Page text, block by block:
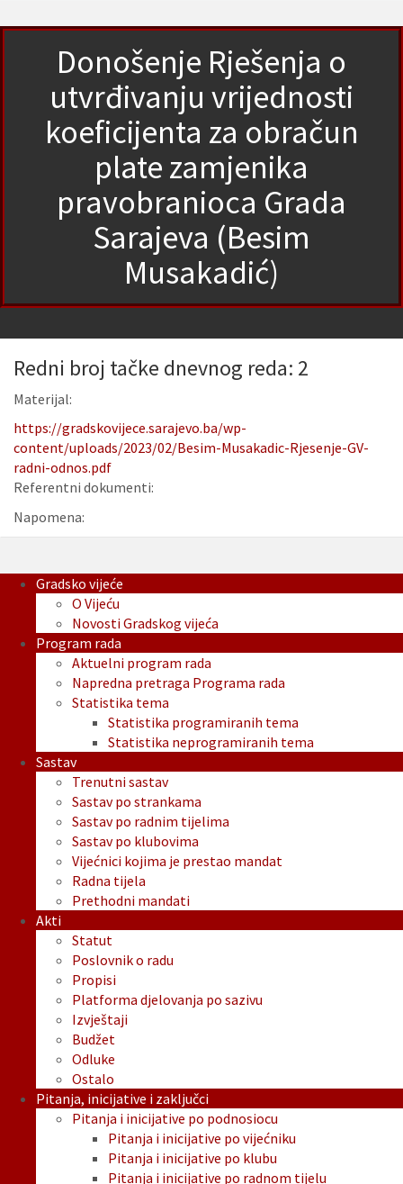
Donošenje Rješenja o
utvrđivanju vrijednosti
koeficijenta za obračun
plate zamjenika
pravobranioca Grada
Sarajeva (Besim
Musakadić)
Redni broj tačke dnevnog reda: 2
Materijal:
https://gradskovijece.sarajevo.ba/wp-
content/uploads/2023/02/Besim-Musakadic-Rjesenje-GV-
radni-odnos.pdf
Referentni dokumenti:
Napomena:
Gradsko vijeće
O Vijeću
Novosti Gradskog vijeća
Program rada
Aktuelni program rada
Napredna pretraga Programa rada
Statistika tema
Statistika programiranih tema
Statistika neprogramiranih tema
Sastav
Trenutni sastav
Sastav po strankama
Sastav po radnim tijelima
Sastav po klubovima
Vijećnici kojima je prestao mandat
Radna tijela
Prethodni mandati
Akti
Statut
Poslovnik o radu
Propisi
Platforma djelovanja po sazivu
Izvještaji
Budžet
Odluke
Ostalo
Pitanja, inicijative i zaključci
Pitanja i inicijative po podnosiocu
Pitanja i inicijative po vijećniku
Pitanja i inicijative po klubu
Pitanja i inicijative po radnom tijelu